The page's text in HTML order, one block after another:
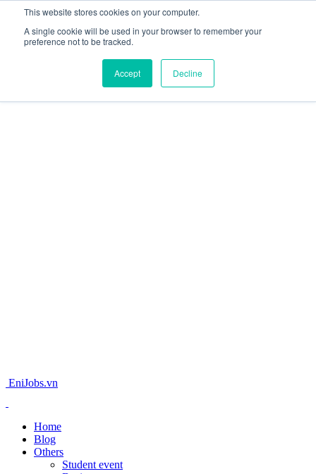
This website stores cookies on your computer.
A single cookie will be used in your browser to remember your
preference not to be tracked.
Accept Decline
EniJobs.vn
Home
Blog
Others
Student event